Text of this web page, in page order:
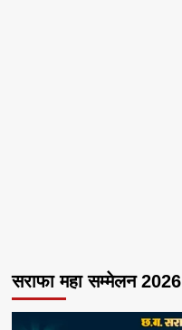
सराफा महा सम्मेलन 2026